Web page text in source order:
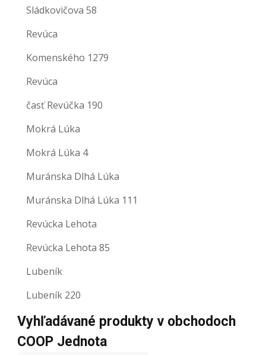
Sládkovičova 58
Revúca
Komenského 1279
Revúca
časť Revúčka 190
Mokrá Lúka
Mokrá Lúka 4
Muránska Dlhá Lúka
Muránska Dlhá Lúka 111
Revúcka Lehota
Revúcka Lehota 85
Lubeník
Lubeník 220
Vyhľadávané produkty v obchodoch
COOP Jednota